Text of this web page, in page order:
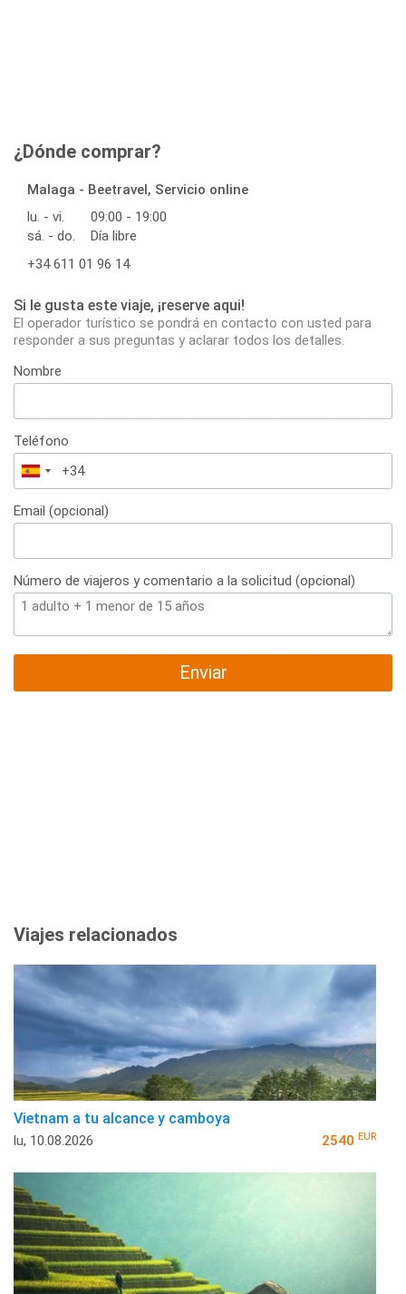
¿Dónde comprar?
Malaga - Beetravel, Servicio online
lu. - vi.
09:00 - 19:00
sá. - do.
Día libre
+34 611 01 96 14
Si le gusta este viaje, ¡reserve aqui!
El operador turístico se pondrá en contacto con usted para
responder a sus preguntas y aclarar todos los detalles.
Nombre
Teléfono
España
+34
Email (opcional)
Número de viajeros y comentario a la solicitud (opcional)
Enviar
Viajes relacionados
Vietnam a tu alcance y camboya
lu, 10.08.2026 2540 EUR